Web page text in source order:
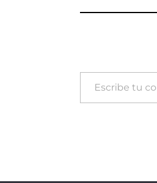
Escribe tu correo electrónico…